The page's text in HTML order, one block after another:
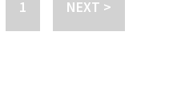
ド「スマート」の専属モデルに抜擢
ケードを背景に、キュートでクール
ルズグループCherry Bulletは、Mnet
1 NEXT >